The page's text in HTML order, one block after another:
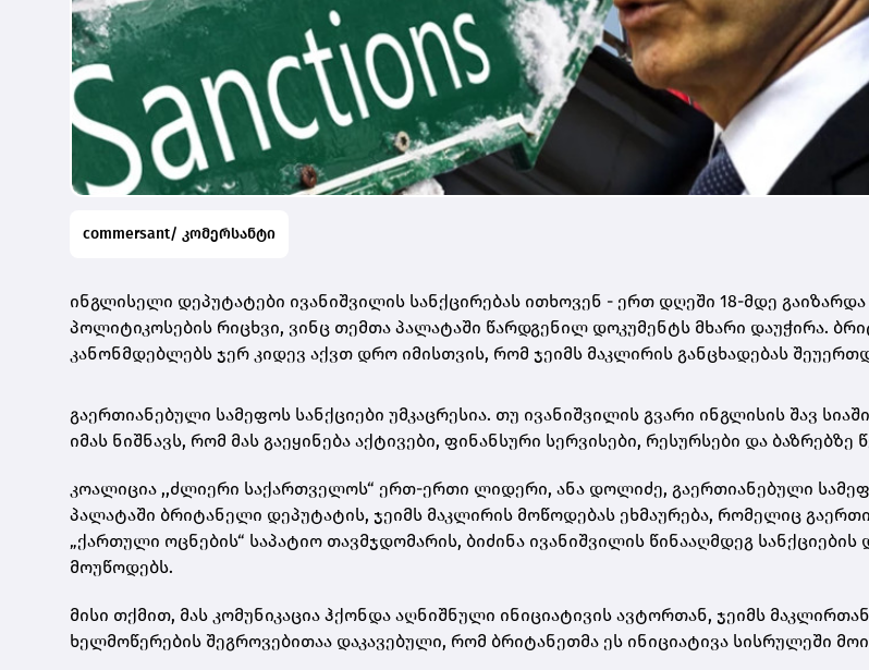
commersant/ კომერსანტი
ინგლისელი დეპუტატები ივანიშვილის სანქცირებას ითხოვენ - ერთ დღეში 18-მდე გაიზარდა
პოლიტიკოსების რიცხვი, ვინც თემთა პალატაში წარდგენილ დოკუმენტს მხარი დაუჭირა.
კანონმდებლებს ჯერ კიდევ აქვთ დრო იმისთვის, რომ ჯეიმს მაკლირის განცხადებას
გაერთიანებული სამეფოს სანქციები უმკაცრესია. თუ ივანიშვილის გვარი ინგლისის შავ
იმას ნიშნავს, რომ მას გაეყინება აქტივები, ფინანსური სერვისები, რესურსები და ბაზრებზე
კოალიცია ,,ძლიერი საქართველოს“ ერთ-ერთი ლიდერი, ანა დოლიძე, გაერთიანებული
პალატაში ბრიტანელი დეპუტატის, ჯეიმს მაკლირის მოწოდებას ეხმაურება, რომელიც
„ქართული ოცნების“ საპატიო თავმჯდომარის, ბიძინა ივანიშვილის წინააღმდეგ სანქციების
მოუწოდებს.
მისი თქმით, მას კომუნიკაცია ჰქონდა აღნიშნული ინიციატივის ავტორთან, ჯეიმს
ხელმოწერების შეგროვებითაა დაკავებული, რომ ბრიტანეთმა ეს ინიციატივა სისრულეში